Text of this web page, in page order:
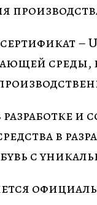
–
среды,
в
с